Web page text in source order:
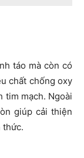
táo mà còn có
chất chống oxy
tim mạch. Ngoài
giúp cải thiện
thức.